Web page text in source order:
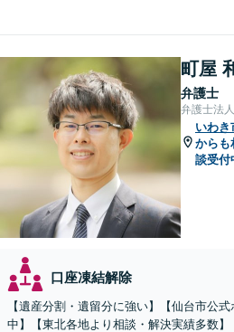
町屋
弁護士
弁護士法
いわき
からも
談受付
口座凍結解除
【遺産分割・遺留分に強い】【仙台市公
中】【東北各地より相談・解決実績多数